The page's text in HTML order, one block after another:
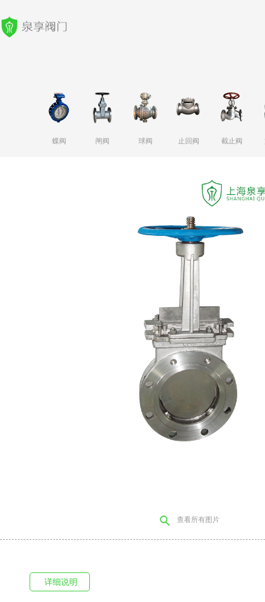
蝶阀 闸阀 球阀 止回阀 截止阀
查看所有图片
详细说明